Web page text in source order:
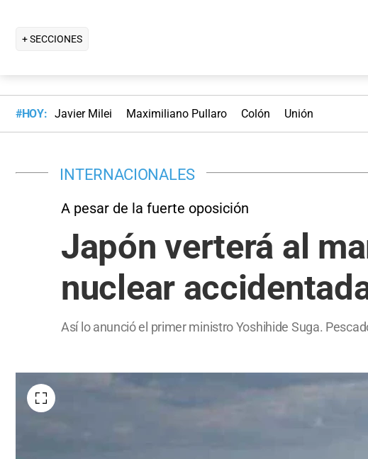
+ SECCIONES
#HOY: Javier Milei Maximiliano Pullaro Colón Unión
INTERNACIONALES
A pesar de la fuerte oposición
Japón verterá al
nuclear
Así lo anunció el primer ministro Yoshihide Suga.